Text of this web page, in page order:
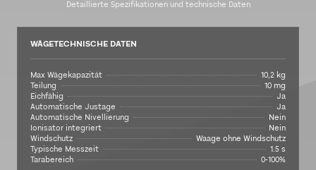
Detaillierte Spezifikationen und technische Daten
WÄGETECHNISCHE DATEN
Max Wägekapazität
10,2 kg
Teilung
10 mg
Eichfähig
Ja
Automatische Justage
Ja
Automatische Nivellierung
Nein
Ionisator integriert
Nein
Windschutz
Waage ohne Windschutz
Typische Messzeit
1.5 s
Tarabereich
0-100%